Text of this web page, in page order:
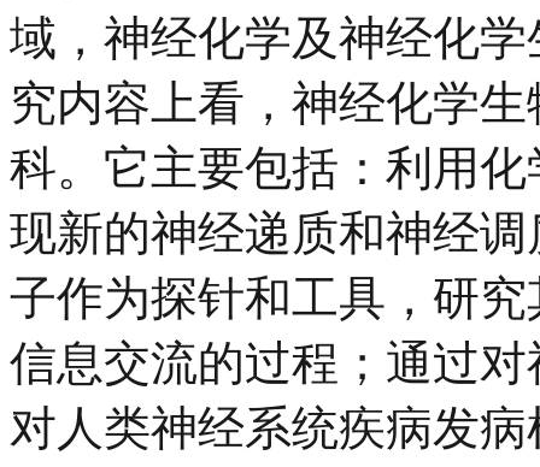
域，神经化学及神经化
究内容上看，神经化学
科。它主要包括：利用
现新的神经递质和神经
子作为探针和工具，研
信息交流的过程；通过
对人类神经系统疾病发